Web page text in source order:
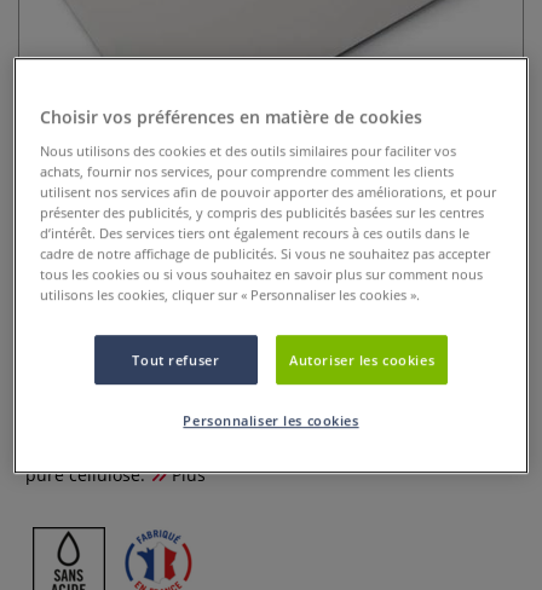
Feuille Etival Clairefontaine (200
g/m²)
0 Commentaires
de succès auprès des débutants car il permet la découverte
pure cellulose.
Plus
Choisir vos préférences en matière de cookies
Nous utilisons des cookies et des outils similaires pour faciliter vos
achats, fournir nos services, pour comprendre comment les clients
utilisent nos services afin de pouvoir apporter des améliorations, et pour
présenter des publicités, y compris des publicités basées sur les centres
d’intérêt. Des services tiers ont également recours à ces outils dans le
cadre de notre affichage de publicités. Si vous ne souhaitez pas accepter
tous les cookies ou si vous souhaitez en savoir plus sur comment nous
utilisons les cookies, cliquer sur « Personnaliser les cookies ».
Tout refuser Autoriser les cookies
Personnaliser les cookies